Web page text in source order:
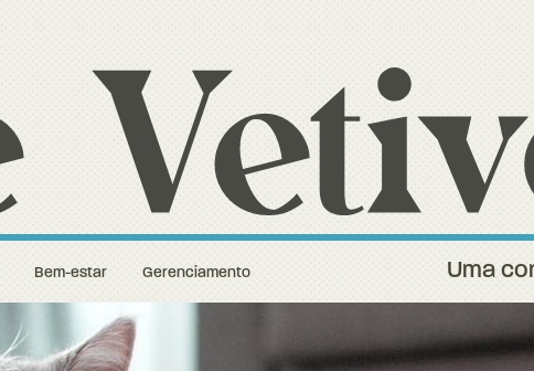
Bem-estar Gerenciamento Uma